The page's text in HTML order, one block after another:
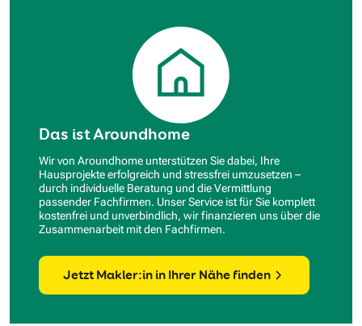
Das ist Aroundhome
Wir von Aroundhome unterstützen Sie dabei, Ihre
Hausprojekte erfolgreich und stressfrei umzusetzen –
durch individuelle Beratung und die Vermittlung
passender Fachfirmen. Unser Service ist für Sie komplett
kostenfrei und unverbindlich, wir finanzieren uns über die
Zusammenarbeit mit den Fachfirmen.
Jetzt Makler:in in Ihrer Nähe finden